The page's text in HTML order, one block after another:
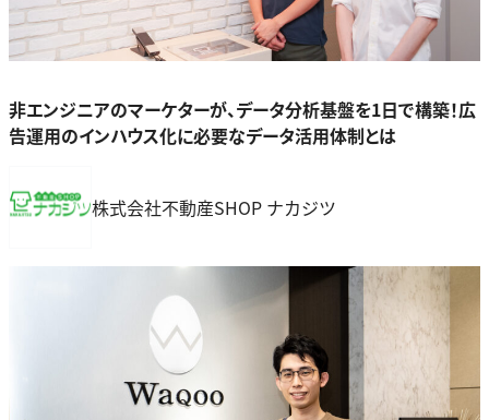
非エンジニアのマーケターが、データ分析基盤を1日で構築！広
告運用のインハウス化に必要なデータ活用体制とは
株式会社不動産SHOP ナカジツ